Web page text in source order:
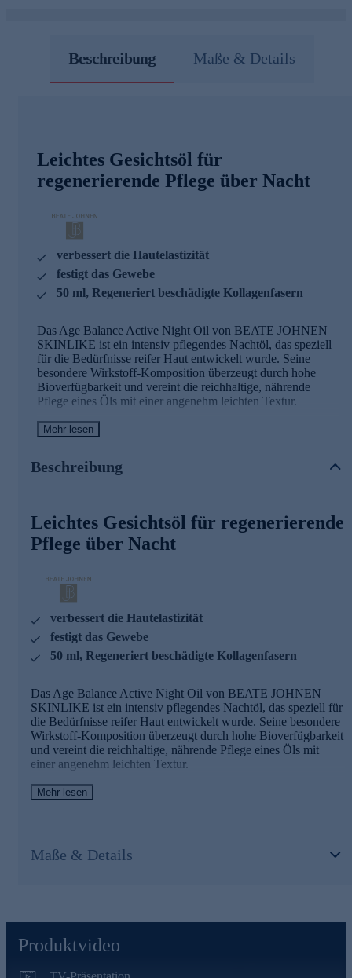
Beschreibung Maße & Details
Leichtes Gesichtsöl für
regenerierende Pflege über Nacht
verbessert die Hautelastizität
festigt das Gewebe
50 ml, Regeneriert beschädigte Kollagenfasern
Das Age Balance Active Night Oil von BEATE JOHNEN
SKINLIKE ist ein intensiv pflegendes Nachtöl, das speziell
für die Bedürfnisse reifer Haut entwickelt wurde. Seine
besondere Wirkstoff-Komposition überzeugt durch hohe
Bioverfügbarkeit und vereint die reichhaltige, nährende
Pflege eines Öls mit einer angenehm leichten Textur.
Während der nächtlichen Regenerationsphase unterstützt das
die Lipidbarriere, festigt das Gewebe und verbessert die
Irritationen werden spürbar gemildert. Das Hautbild wirkt
am Morgen ausgeglichener und beruhigter.
Die Anti-Aging-Formel des Gesichtsöls
BerryFlux Vita
Ein innovativer hydrierender Aktivstoff.
Unterstützt die Bildung von Hyaluronsäure in der oberen
Hilft, den natürlichen Feuchtigkeitshaushalt der Haut
langfristig zu stabilisieren
UNISTERON Y-50
Ein multifunktioneller Phytosterolkomplex für reife Haut.
Wirkt sichtbar gegen Hautalterung
Stärkt und erhält die natürliche Hautbarriere
Ein gezielt entwickelter Wirkstoff für die Haut in der
Fördert Festigkeit, Feuchtigkeitsgehalt, Leuchtkraft und
Mehr lesen
Beschreibung
Leichtes Gesichtsöl für regenerierende
Pflege über Nacht
verbessert die Hautelastizität
festigt das Gewebe
50 ml, Regeneriert beschädigte Kollagenfasern
Das Age Balance Active Night Oil von BEATE JOHNEN
SKINLIKE ist ein intensiv pflegendes Nachtöl, das speziell für
die Bedürfnisse reifer Haut entwickelt wurde. Seine besondere
Wirkstoff-Komposition überzeugt durch hohe Bioverfügbarkeit
und vereint die reichhaltige, nährende Pflege eines Öls mit
einer angenehm leichten Textur.
Während der nächtlichen Regenerationsphase unterstützt das
Hautelastizität – durch gezielte Regeneration beschädigter
Kollagenfasern.
Die Anti-Aging-Formel des Gesichtsöls
BerryFlux Vita
Mehr lesen
Maße & Details
Produktvideo